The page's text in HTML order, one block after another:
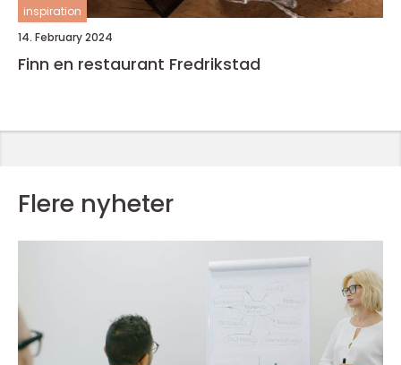
inspiration
14. February 2024
Finn en restaurant Fredrikstad
Flere nyheter